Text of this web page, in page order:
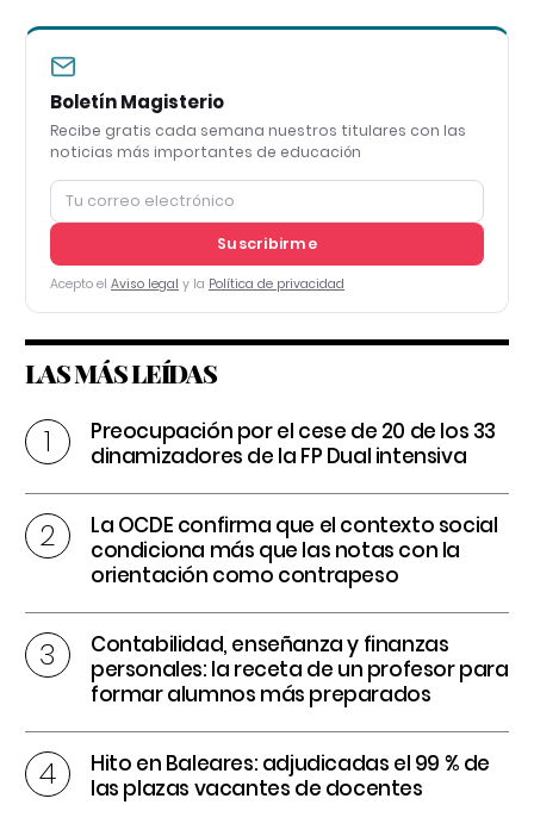
Boletín Magisterio
Recibe gratis cada semana nuestros titulares con las
noticias más importantes de educación
Suscribirme
Acepto el Aviso legal y la Política de privacidad
LAS MÁS LEÍDAS
Preocupación por el cese de 20 de los 33
dinamizadores de la FP Dual intensiva
La OCDE confirma que el contexto social
condiciona más que las notas con la
orientación como contrapeso
Contabilidad, enseñanza y finanzas
personales: la receta de un profesor para
formar alumnos más preparados
Hito en Baleares: adjudicadas el 99 % de
las plazas vacantes de docentes